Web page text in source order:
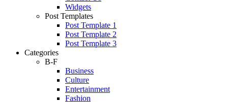
Widgets
Post Templates
Post Template 1
Post Template 2
Post Template 3
Categories
B-F
Business
Culture
Entertainment
Fashion